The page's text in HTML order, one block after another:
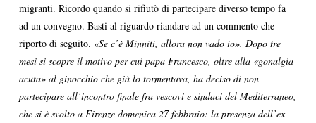
migranti. Ricordo quando si rifiutò di partecipare diverso tempo fa
ad un convegno. Basti al riguardo riandare ad un commento che
riporto di seguito. «Se c’è Minniti, allora non vado io». Dopo tre
mesi si scopre il motivo per cui papa Francesco, oltre alla «gonalgia
acuta» al ginocchio che già lo tormentava, ha deciso di non
partecipare all’incontro finale fra vescovi e sindaci del Mediterraneo,
che si è svolto a Firenze domenica 27 febbraio: la presenza dell’ex